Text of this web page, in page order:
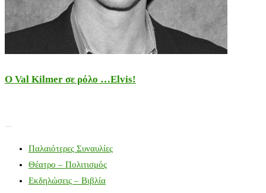
Ο Val Kilmer σε ρόλο …Elvis!
Παλαιότερες Συναυλίες
Θέατρο – Πολιτισμός
Εκδηλώσεις – Βιβλία